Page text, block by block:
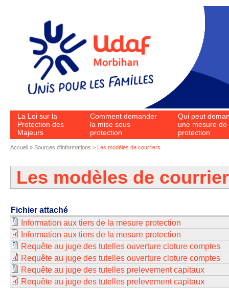
La Loi sur la
Protection des
Majeurs
Comment demander
la mise sous
protection
Qui peut
une mesure de
protection
Accueil » Sources d'informations > Les modèles de courriers
Les modèles de
Fichier attaché
Information aux tiers de la mesure protection
Information aux tiers de la mesure protection
Requête au juge des tutelles ouverture cloture comptes
Requête au juge des tutelles ouverture cloture comptes
Requête au juge des tutelles prelevement capitaux
Requête au juge des tutelles prelevement capitaux